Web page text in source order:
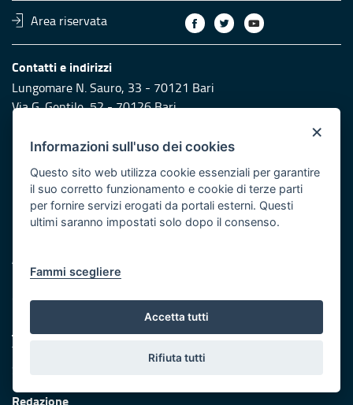
Area riservata
Contatti e indirizzi
Lungomare N. Sauro, 33 - 70121 Bari
Via G. Gentile, 52 - 70126 Bari
Elenco PEC
Rubrica
Eventi e Stampa
Ufficio stampa della Giunta
Press Regione
Logo e identità regionale
Accessibilità
Dichiarazione di accessibilità
Obiettivi di accessibilità
URP
Telefono: 800 713939
Scrivici:
Redazione
×
Informazioni sull'uso dei cookies
Questo sito web utilizza cookie essenziali per garantire
il suo corretto funzionamento e cookie di terze parti
per fornire servizi erogati da portali esterni. Questi
ultimi saranno impostati solo dopo il consenso.
Fammi scegliere
Accetta tutti
Rifiuta tutti